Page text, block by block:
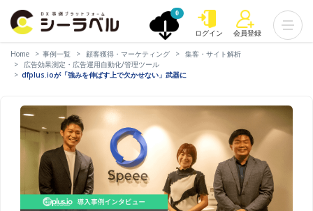
0
ログイン 会員登録
Home 事例一覧 顧客獲得・マーケティング
集客・サイト解析
広告効果測定・広告運用自動化/管理ツール
dfplus.ioが「強みを伸ばす上で欠かせない」武器に